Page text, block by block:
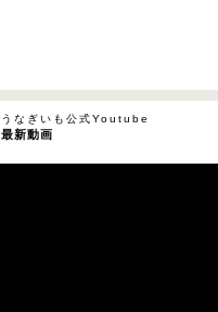
最新動画
うなぎいも公式Youtube